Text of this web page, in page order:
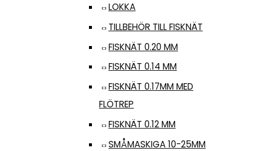
LOKKA
TILLBEHÖR TILL FISKNÄT
FISKNÄT 0.20 MM
FISKNÄT 0.14 MM
FISKNÄT 0.17MM MED
FLÖTREP
FISKNÄT 0.12 MM
SMÅMASKIGA 10-25MM